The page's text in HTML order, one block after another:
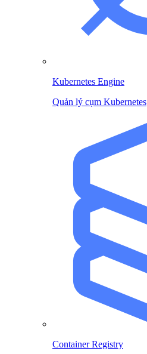
Kubernetes Engine
Quản lý cụm Kubernetes
Container Registry